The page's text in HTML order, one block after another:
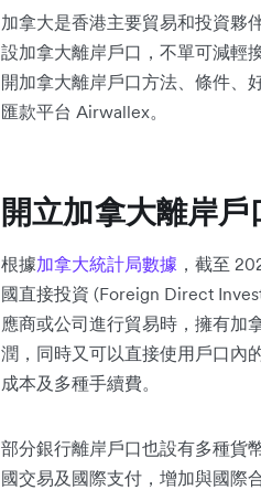
加拿大是香港主要貿易和投資夥
設加拿大離岸戶口，不單可減輕
開加拿大離岸戶口方法、條件、
匯款平台 Airwallex。
開立加拿大離岸戶
根據加拿大統計局數據 ，截至
國直接投資 (Foreign Direct
應商或公司進行貿易時，擁有加
潤，同時又可以直接使用戶口內
成本及多種手續費。
部分銀行離岸戶口也設有多種貨
國交易及國際支付，增加與國際